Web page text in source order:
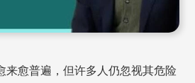
来愈普遍，但许多人仍忽视其危险